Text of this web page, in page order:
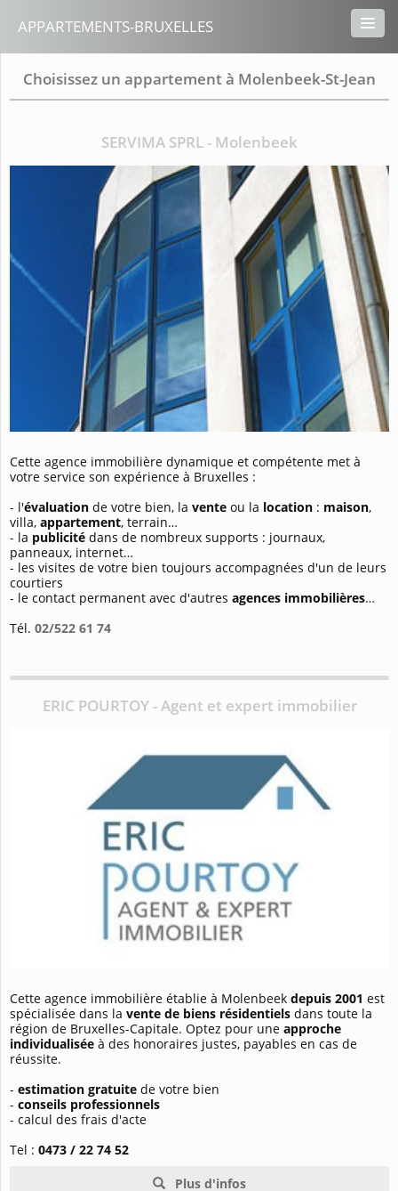
APPARTEMENTS-BRUXELLES
Choisissez un appartement à Molenbeek-St-Jean
SERVIMA SPRL - Molenbeek
Cette agence immobilière dynamique et compétente met à
votre service son expérience à Bruxelles :
- l'évaluation de votre bien, la vente ou la location : maison,
villa, appartement, terrain…
- la publicité dans de nombreux supports : journaux,
panneaux, internet…
- les visites de votre bien toujours accompagnées d'un de leurs
courtiers
- le contact permanent avec d'autres agences immobilières…
Tél. 02/522 61 74
ERIC POURTOY - Agent et expert immobilier
Cette agence immobilière établie à Molenbeek depuis 2001 est
spécialisée dans la vente de biens résidentiels dans toute la
région de Bruxelles-Capitale. Optez pour une approche
individualisée à des honoraires justes, payables en cas de
réussite.
- estimation gratuite de votre bien
- conseils professionnels
- calcul des frais d'acte
Tel : 0473 / 22 74 52
Plus d'infos